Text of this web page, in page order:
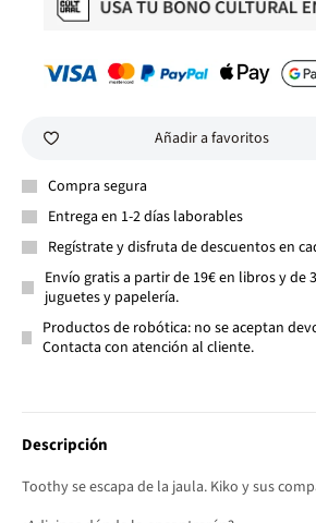
Añadir a favoritos
Compra segura
Entrega en 1-2 días laborables
Regístrate y disfruta de descuentos en
Envío gratis a partir de 19€ en libros y de
juguetes y papelería.
Productos de robótica: no se aceptan
Contacta con atención al cliente.
Descripción
Toothy se escapa de la jaula. Kiko y sus